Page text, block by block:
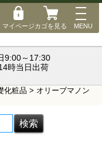
マイページカゴを見る
MENU
MENU
9:00～17:30
時当日出荷
化粧品 > オリーブマノン